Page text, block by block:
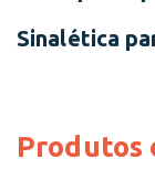
Sinalética
Produtos